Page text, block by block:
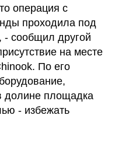
операция с
проходила под
- сообщил другой
на месте
По его
долине площадка
- избежать